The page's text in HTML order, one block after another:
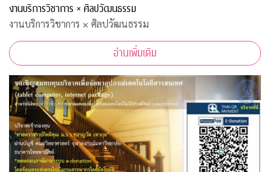
งานบริการวิชาการ × ศิลปวัฒนธรรม
งานบริการวิชาการ × ศิลปวัฒนธรรม
อ่านเพิ่มเติม